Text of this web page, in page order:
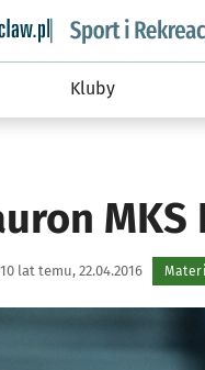
wroclaw.pl
Kluby
10 lat temu, 22.04.2016